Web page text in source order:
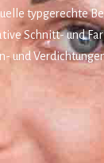
typgerechte
Schnitt- und
und